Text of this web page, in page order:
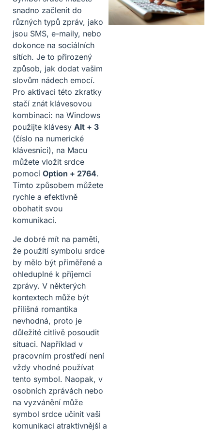
snadno začlenit do
různých typů zpráv, jako
jsou SMS, e-maily, nebo
dokonce na sociálních
sítích. Je to přirozený
způsob, jak dodat vašim
slovům nádech emocí.
Pro aktivaci této zkratky
stačí znát klávesovou
kombinaci: na Windows
použijte klávesy Alt + 3
(číslo na numerické
klávesnici), na Macu
můžete vložit srdce
pomocí Option + 2764.
Tímto způsobem můžete
rychle a efektivně
obohatit svou
komunikaci.
Je dobré mít na paměti,
že použití symbolu srdce
by mělo být přiměřené a
ohleduplné k příjemci
zprávy. V některých
kontextech může být
přílišná romantika
nevhodná, proto je
důležité citlivě posoudit
situaci. Například v
pracovním prostředí není
vždy vhodné používat
tento symbol. Naopak, v
osobních zprávách nebo
na vyzvánění může
symbol srdce učinit vaši
komunikaci atraktivnější a